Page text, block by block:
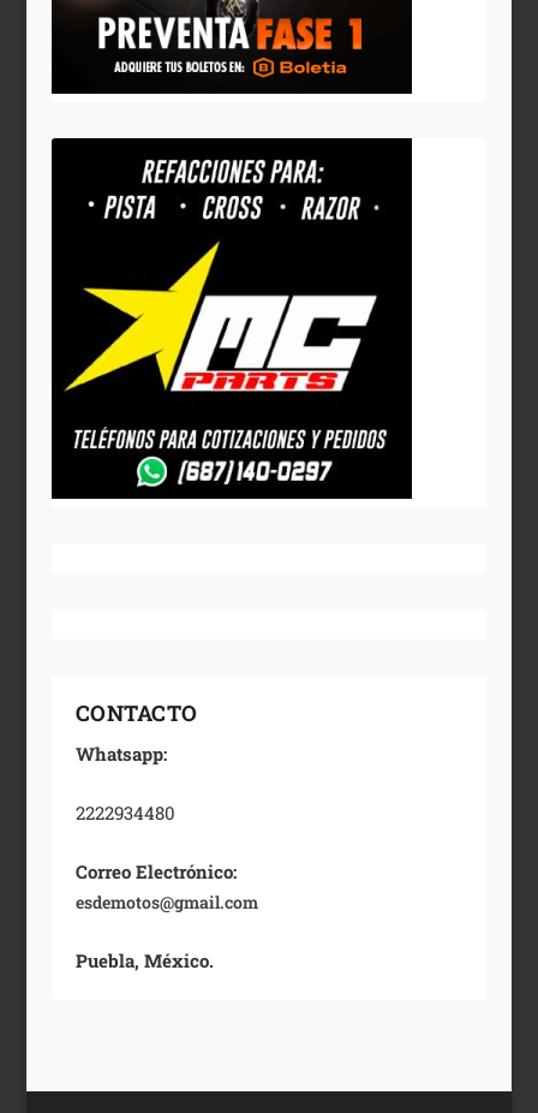
CONTACTO
Whatsapp:
2222934480
Correo Electrónico:
esdemotos@gmail.com
Puebla, México.